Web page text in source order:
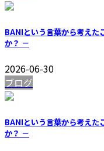
BANIという言葉から考えた
か？ －
2026-06-30
ブログ
BANIという言葉から考え
か？ －